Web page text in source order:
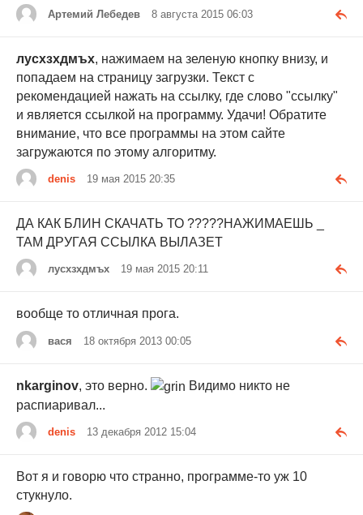
Артемий Лебедев 8 августа 2015 06:03
лусхзхдмъх, нажимаем на зеленую кнопку внизу, и
попадаем на страницу загрузки. Текст с
рекомендацией нажать на ссылку, где слово "ссылку"
и является ссылкой на программу. Удачи! Обратите
внимание, что все программы на этом сайте
загружаются по этому алгоритму.
denis 19 мая 2015 20:35
ДА КАК БЛИН СКАЧАТЬ ТО ?????НАЖИМАЕШЬ _
ТАМ ДРУГАЯ ССЫЛКА ВЫЛАЗЕТ
лусхзхдмъх 19 мая 2015 20:11
вообще то отличная прога.
вася 18 октября 2013 00:05
nkarginov, это верно.
Видимо никто не
распиаривал...
denis 13 декабря 2012 15:04
Вот я и говорю что странно, программе-то уж 10
стукнуло.